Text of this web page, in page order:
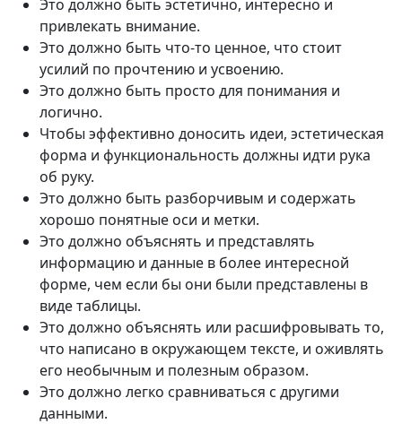
Это должно быть эстетично, интересно и
привлекать внимание.
Это должно быть что-то ценное, что стоит
усилий по прочтению и усвоению.
Это должно быть просто для понимания и
логично.
Чтобы эффективно доносить идеи, эстетическая
форма и функциональность должны идти рука
об руку.
Это должно быть разборчивым и содержать
хорошо понятные оси и метки.
Это должно объяснять и представлять
информацию и данные в более интересной
форме, чем если бы они были представлены в
виде таблицы.
Это должно объяснять или расшифровывать то,
что написано в окружающем тексте, и оживлять
его необычным и полезным образом.
Это должно легко сравниваться с другими
данными.